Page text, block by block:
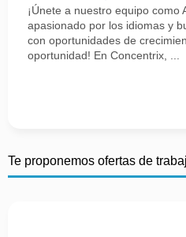
¡Únete a nuestro equipo como
apasionado por los idiomas y
con oportunidades de
oportunidad! En Concentrix, ...
Te proponemos ofertas de